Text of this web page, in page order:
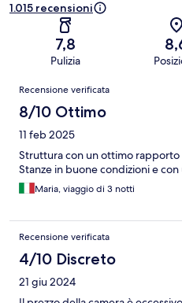
1.015 recensioni
7,8
Pulizia
Recensioni
Recensione verificata
8/10 Ottimo
11 feb 2025
Struttura con un ottimo
Stanze in buone condizioni e
Maria, viaggio di 3 notti
Recensione verificata
4/10 Discreto
21 giu 2024